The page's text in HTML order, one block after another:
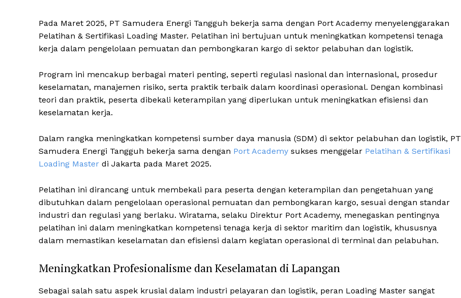
Pada Maret 2025, PT Samudera Energi Tangguh bekerja sama dengan Port Academy menyelenggarakan
Pelatihan & Sertifikasi Loading Master. Pelatihan ini bertujuan untuk meningkatkan kompetensi tenaga
kerja dalam pengelolaan pemuatan dan pembongkaran kargo di sektor pelabuhan dan logistik.
Program ini mencakup berbagai materi penting, seperti regulasi nasional dan internasional, prosedur
keselamatan, manajemen risiko, serta praktik terbaik dalam koordinasi operasional. Dengan kombinasi
teori dan praktik, peserta dibekali keterampilan yang diperlukan untuk meningkatkan efisiensi dan
keselamatan kerja.
Dalam rangka meningkatkan kompetensi sumber daya manusia (SDM) di sektor pelabuhan dan logistik, PT
Samudera Energi Tangguh bekerja sama dengan Port Academy sukses menggelar Pelatihan & Sertifikasi
Loading Master di Jakarta pada Maret 2025.
Pelatihan ini dirancang untuk membekali para peserta dengan keterampilan dan pengetahuan yang
dibutuhkan dalam pengelolaan operasional pemuatan dan pembongkaran kargo, sesuai dengan standar
industri dan regulasi yang berlaku. Wiratama, selaku Direktur Port Academy, menegaskan pentingnya
pelatihan ini dalam meningkatkan kompetensi tenaga kerja di sektor maritim dan logistik, khususnya
dalam memastikan keselamatan dan efisiensi dalam kegiatan operasional di terminal dan pelabuhan.
Meningkatkan Profesionalisme dan Keselamatan di Lapangan
Sebagai salah satu aspek krusial dalam industri pelayaran dan logistik, peran Loading Master sangat